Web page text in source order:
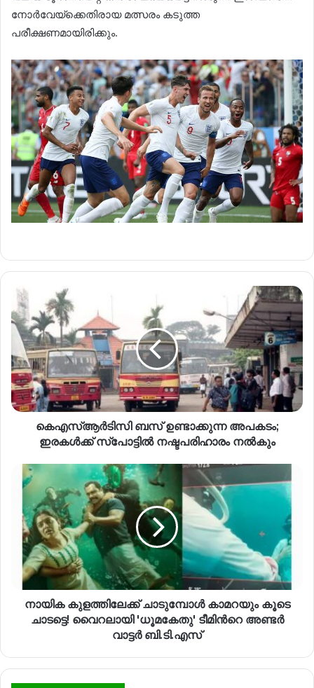
നോര്‍വേയ്‌ക്കെതിരായ മത്സരം കടുത്ത
പരീക്ഷണമായിരിക്കും.
കെഎസ്ആര്‍ടിസി ബസ് ഉണ്ടാക്കുന്ന അപകടം;
ഇരകള്‍ക്ക് സ്പോട്ടില്‍ നഷ്ടപരിഹാരം നൽകും
നായിക കുളത്തിലേക്ക് ചാടുമ്പോൾ കാമറയും കൂടെ
ചാടട്ടെ! വൈറലായി 'ധൂമകേതു' ടീമിന്‍റെ അണ്ടർ
വാട്ടർ ബി.ടി.എസ്